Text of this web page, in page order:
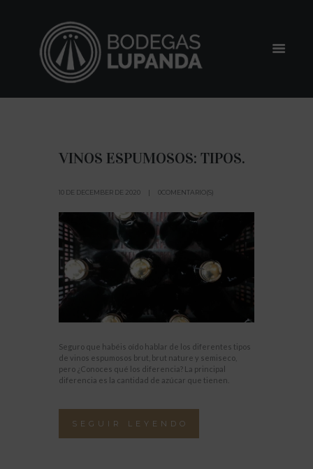
VINOS ESPUMOSOS: TIPOS.
10 DE DECEMBER DE 2020 0COMENTARIO(S)
Seguro que habéis oído hablar de los diferentes tipos
de vinos espumosos brut, brut nature y semiseco,
pero ¿Conoces qué los diferencia? La principal
diferencia es la cantidad de azúcar que tienen.
SEGUIR LEYENDO